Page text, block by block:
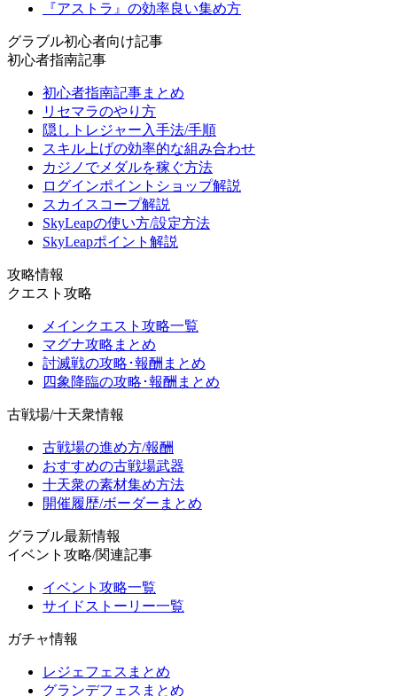
『アストラ』の効率良い集め方
グラブル初心者向け記事
初心者指南記事
初心者指南記事まとめ
リセマラのやり方
隠しトレジャー入手法/手順
スキル上げの効率的な組み合わせ
カジノでメダルを稼ぐ方法
ログインポイントショップ解説
スカイスコープ解説
SkyLeapの使い方/設定方法
SkyLeapポイント解説
攻略情報
クエスト攻略
メインクエスト攻略一覧
マグナ攻略まとめ
討滅戦の攻略･報酬まとめ
四象降臨の攻略･報酬まとめ
古戦場/十天衆情報
古戦場の進め方/報酬
おすすめの古戦場武器
十天衆の素材集め方法
開催履歴/ボーダーまとめ
グラブル最新情報
イベント攻略/関連記事
イベント攻略一覧
サイドストーリー一覧
ガチャ情報
レジェフェスまとめ
グランデフェスまとめ